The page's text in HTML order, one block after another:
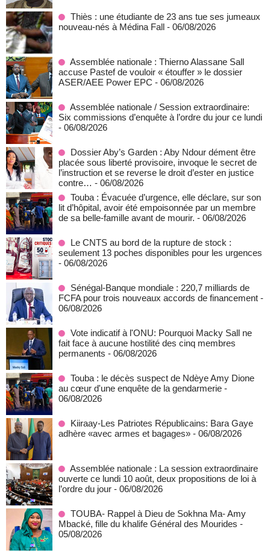
Thiès : une étudiante de 23 ans tue ses jumeaux
nouveau-nés à Médina Fall - 06/08/2026
Assemblée nationale : Thierno Alassane Sall
accuse Pastef de vouloir « étouffer » le dossier
ASER/AEE Power EPC - 06/08/2026
Assemblée nationale / Session extraordinaire:
Six commissions d’enquête à l’ordre du jour ce lundi
- 06/08/2026
Dossier Aby’s Garden : Aby Ndour dément être
placée sous liberté provisoire, invoque le secret de
l’instruction et se reverse le droit d’ester en justice
contre… - 06/08/2026
Touba : Évacuée d’urgence, elle déclare, sur son
lit d’hôpital, avoir été empoisonnée par un membre
de sa belle-famille avant de mourir. - 06/08/2026
Le CNTS au bord de la rupture de stock :
seulement 13 poches disponibles pour les urgences
- 06/08/2026
Sénégal-Banque mondiale : 220,7 milliards de
FCFA pour trois nouveaux accords de financement -
06/08/2026
Vote indicatif à l'ONU: Pourquoi Macky Sall ne
fait face à aucune hostilité des cinq membres
permanents - 06/08/2026
Touba : le décès suspect de Ndèye Amy Dione
au cœur d'une enquête de la gendarmerie -
06/08/2026
Kiiraay-Les Patriotes Républicains: Bara Gaye
adhère «avec armes et bagages» - 06/08/2026
Assemblée nationale : La session extraordinaire
ouverte ce lundi 10 août, deux propositions de loi à
l’ordre du jour - 06/08/2026
TOUBA- Rappel à Dieu de Sokhna Ma- Amy
Mbacké, fille du khalife Général des Mourides -
05/08/2026